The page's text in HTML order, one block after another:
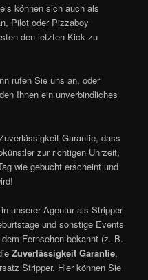
können sich auch als
Pilot oder Pizzaboy
den letzten Kick zu
rufen Sie uns an, oder
Ihnen ein unverbindliches
Garantie, dass
zur richtigen Uhrzeit,
wie gebucht erscheint und
unserer Agentur als Stripper
und sonstige Events
Fernsehen bekannt (z. B.
Zuverlässigkeit Garantie,
Stripper. Hier können Sie